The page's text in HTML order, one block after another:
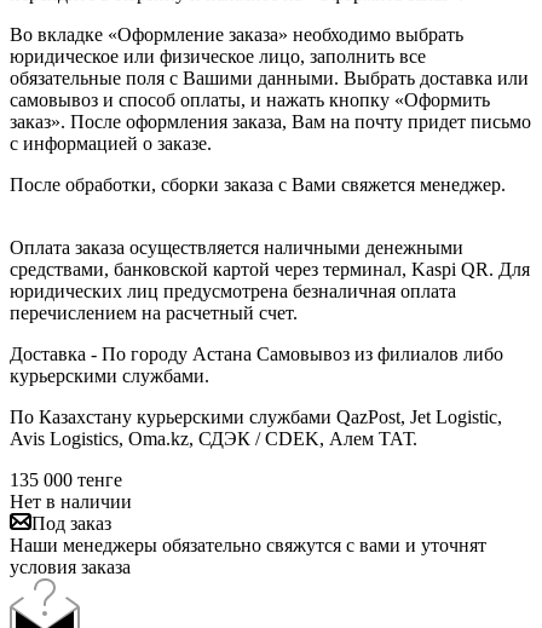
Во вкладке «Оформление заказа» необходимо выбрать
юридическое или физическое лицо, заполнить все
обязательные поля с Вашими данными. Выбрать доставка или
самовывоз и способ оплаты, и нажать кнопку «Оформить
заказ». После оформления заказа, Вам на почту придет письмо
с информацией о заказе.
После обработки, сборки заказа с Вами свяжется менеджер.
Оплата заказа осуществляется наличными денежными
средствами, банковской картой через терминал, Kaspi QR. Для
юридических лиц предусмотрена безналичная оплата
перечислением на расчетный счет.
Доставка - По городу Астана Самовывоз из филиалов либо
курьерскими службами.
По Казахстану курьерскими службами QazPost, Jet Logistic,
Avis Logistics, Oma.kz, СДЭК / CDEK, Алем ТАТ.
135 000 тенге
Нет в наличии
Под заказ
Наши менеджеры обязательно свяжутся с вами и уточнят
условия заказа